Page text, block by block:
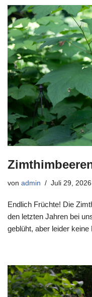
von admin Juli 29, 2026
Endlich Früchte! Die
den letzten Jahren bei
geblüht, aber leider